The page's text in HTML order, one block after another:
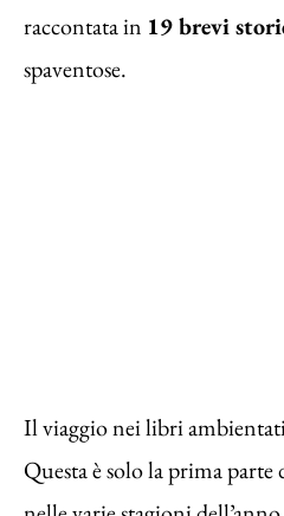
raccontata in 19 brevi
spaventose.
Il viaggio nei libri
Questa è solo la prima